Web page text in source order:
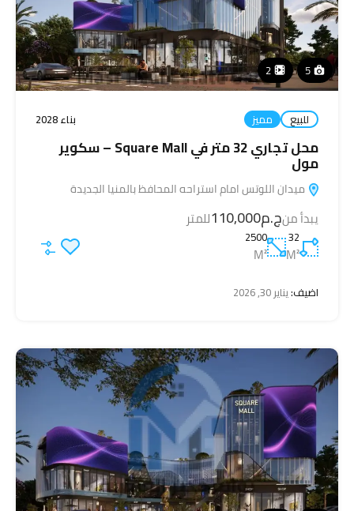
5
2
للبيع مميز بناء 2028
محل تجاري 32 متر في Square Mall – سكوير
مول
ميدان اللوتس امام استراحه المحافظ بالمنيا الجديدة
يبدأ منج.م110,000 للمتر
32
M²
2500
M²
اضيف:يناير 30, 2026